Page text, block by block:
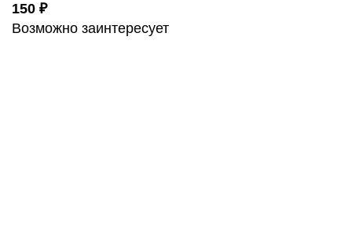
150 ₽
Возможно заинтересует